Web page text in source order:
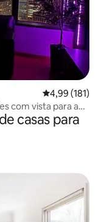
4,99 de uma
4,99 (181)
com vista para a
casas para